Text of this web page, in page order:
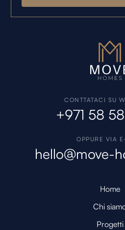
CONTTATACI SU
+971 58
OPPURE VIA
hello@move-
Home
Chi
Progetti